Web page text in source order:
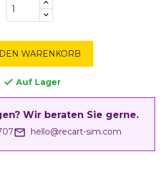
WARENKORB
 Auf Lager
Wir beraten Sie gerne.
mail_outline hello@recart-sim.com